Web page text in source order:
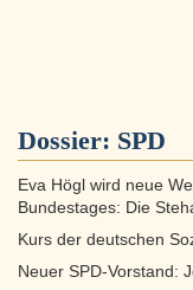
Dossier: SPD
Eva Högl wird neue
Bundestages: Die
Kurs der deutschen
Neuer SPD-Vorstand: